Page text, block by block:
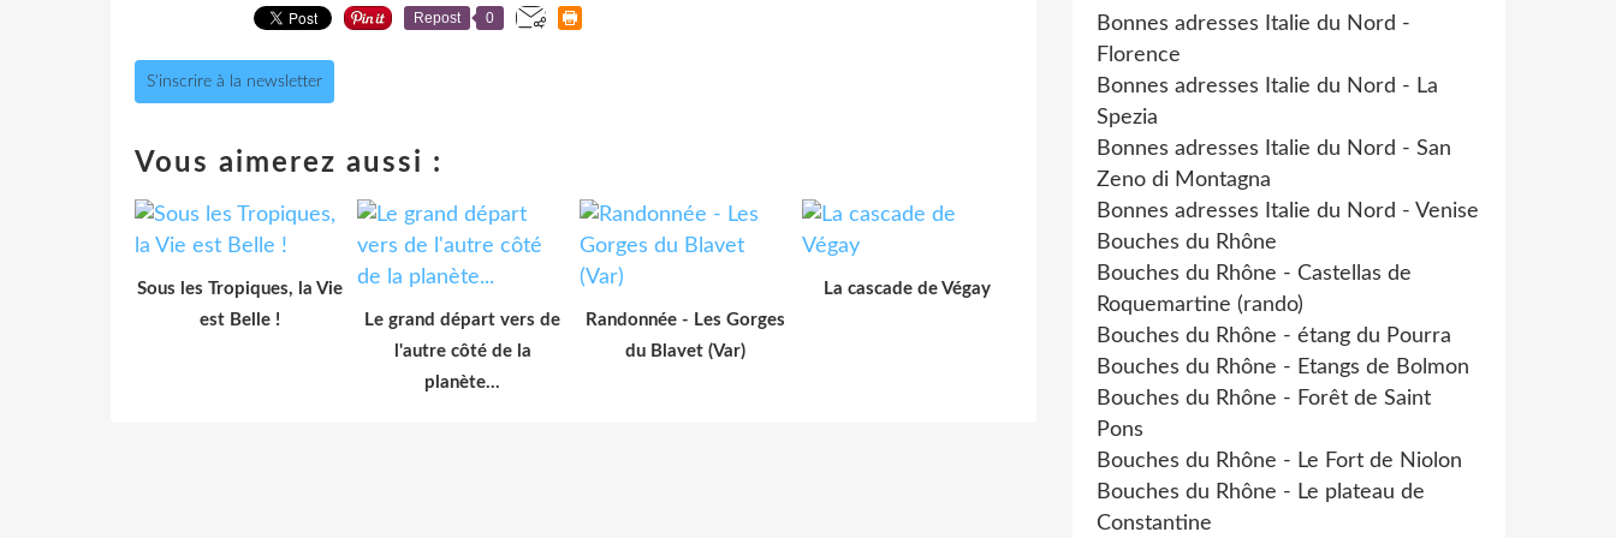
Repost 0
S'inscrire à la newsletter
Vous aimerez aussi :
Sous les Tropiques, la Vie
est Belle !
Le grand départ vers de
l'autre côté de la
planète...
Randonnée - Les Gorges
du Blavet (Var)
La cascade de Végay
Bonnes adresses Italie du Nord -
Florence
Bonnes adresses Italie du Nord - La
Spezia
Bonnes adresses Italie du Nord - San
Zeno di Montagna
Bonnes adresses Italie du Nord - Venise
Bouches du Rhône
Bouches du Rhône - Castellas de
Roquemartine (rando)
Bouches du Rhône - étang du Pourra
Bouches du Rhône - Etangs de Bolmon
Bouches du Rhône - Forêt de Saint
Pons
Bouches du Rhône - Le Fort de Niolon
Bouches du Rhône - Le plateau de
Constantine